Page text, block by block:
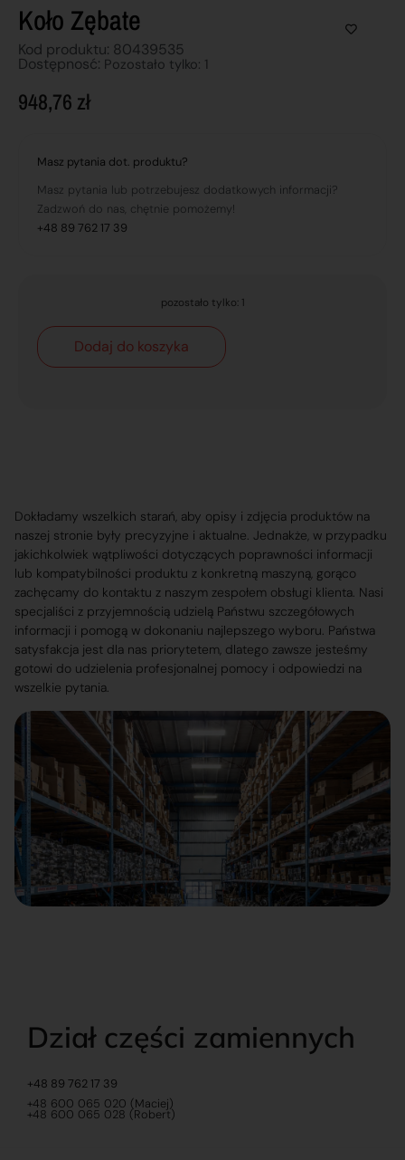
Koło Zębate
Kod produktu: 80439535
Dostępnosć: Pozostało tylko: 1
948,76 zł
Masz pytania dot. produktu?
Masz pytania lub potrzebujesz dodatkowych informacji?
Zadzwoń do nas, chętnie pomożemy!
+48 89 762 17 39
pozostało tylko: 1
Dodaj do koszyka
Dokładamy wszelkich starań, aby opisy i zdjęcia produktów na
naszej stronie były precyzyjne i aktualne. Jednakże, w przypadku
jakichkolwiek wątpliwości dotyczących poprawności informacji
lub kompatybilności produktu z konkretną maszyną, gorąco
zachęcamy do kontaktu z naszym zespołem obsługi klienta. Nasi
specjaliści z przyjemnością udzielą Państwu szczegółowych
informacji i pomogą w dokonaniu najlepszego wyboru. Państwa
satysfakcja jest dla nas priorytetem, dlatego zawsze jesteśmy
gotowi do udzielenia profesjonalnej pomocy i odpowiedzi na
wszelkie pytania.
Dział części zamiennych
+48 89 762 17 39
+48 600 065 020 (Maciej)
+48 600 065 028 (Robert)